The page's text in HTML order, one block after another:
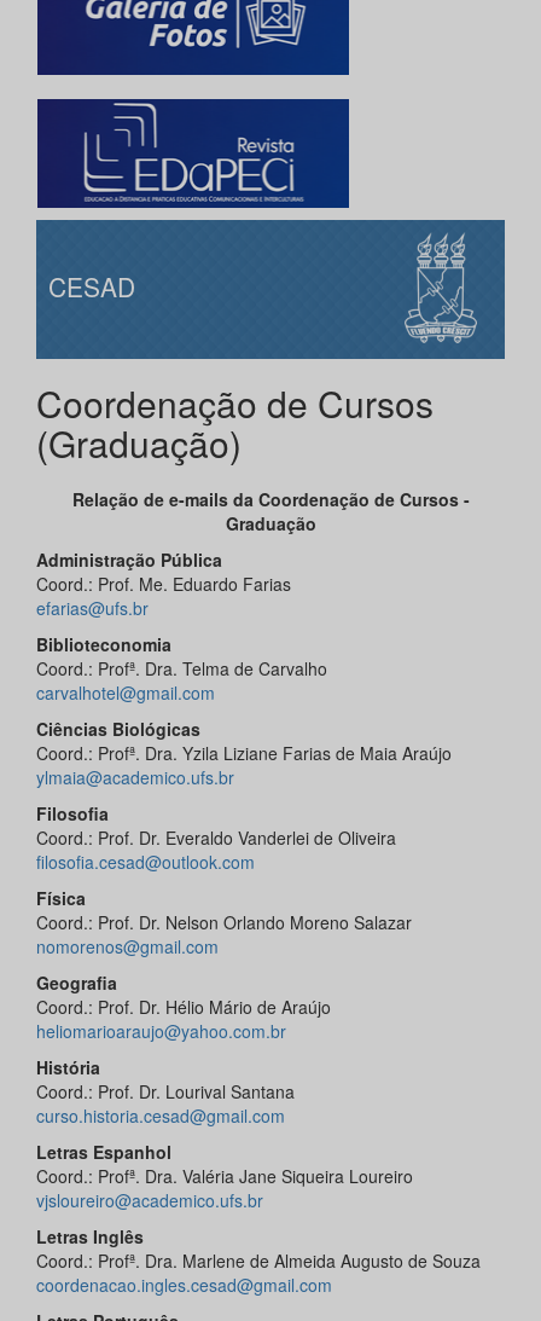
CESAD
Coordenação de Cursos
(Graduação)
Relação de e-mails da Coordenação de Cursos -
Graduação
Administração Pública
Coord.: Prof. Me. Eduardo Farias
efarias@ufs.br
Biblioteconomia
Coord.: Profª. Dra. Telma de Carvalho
carvalhotel@gmail.com
Ciências Biológicas
Coord.: Profª. Dra. Yzila Liziane Farias de Maia Araújo
ylmaia@academico.ufs.br
Filosofia
Coord.: Prof. Dr. Everaldo Vanderlei de Oliveira
filosofia.cesad@outlook.com
Física
Coord.: Prof. Dr. Nelson Orlando Moreno Salazar
nomorenos@gmail.com
Geografia
Coord.: Prof. Dr. Hélio Mário de Araújo
heliomarioaraujo@yahoo.com.br
História
Coord.: Prof. Dr. Lourival Santana
curso.historia.cesad@gmail.com
Letras Espanhol
Coord.: Profª. Dra. Valéria Jane Siqueira Loureiro
vjsloureiro@academico.ufs.br
Letras Inglês
Coord.: Profª. Dra. Marlene de Almeida Augusto de Souza
coordenacao.ingles.cesad@gmail.com